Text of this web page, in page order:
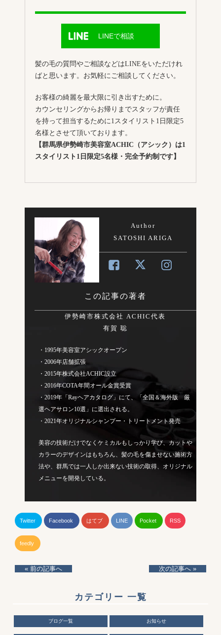
LINEで相談
髪の毛の質問やご相談などはLINEをいただけれ
ばと思います。お気軽にご相談してください。
お客様の綺麗を最大限に引き出すために。
カウンセリングからお帰りまでスタッフが責任
を持って担当するために1スタイリスト1日限定5
名様とさせて頂いております。
【群馬県伊勢崎市美容室ACHIC（アシック）は1
スタイリスト1日限定5名様・完全予約制です】
Author
SATOSHI ARIGA
この記事の著者
伊勢崎市株式会社 ACHIC代表
有賀 聡
・1995年美容室アシックオープン
・2006年店舗拡張
・2015年株式会社ACHIC設立
・2016年COTA年間オール金賞受賞
・2019年「Rayヘアカタログ」にて、「全国＆海外版 厳
選ヘアサロン10選」に選出される。
・2021年オリジナルシャンプー・トリートメント発売
美容の技術だけでなくケミカルもしっかり学び、カットや
カラーのデザインはもちろん、髪の毛を傷ませない施術方
法や、群馬では一人しか出来ない技術の取得、オリジナル
メニューを開発している。
Twitter Facebook はてブ LINE Pocket RSS
feedly
« 前の記事へ 次の記事へ »
カテゴリー 一覧
ブログ一覧 お知らせ